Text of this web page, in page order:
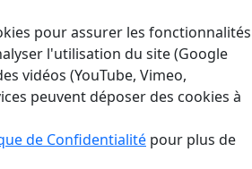
pour assurer les fonctionnalités
l'utilisation du site (Google
vidéos (YouTube, Vimeo,
peuvent déposer des cookies à
de Confidentialité pour plus de